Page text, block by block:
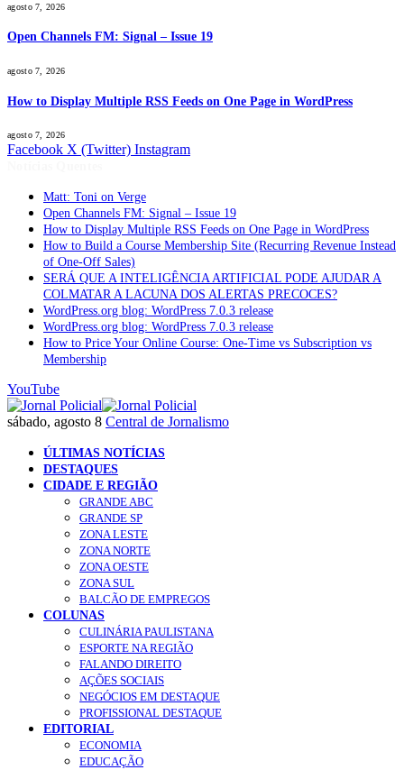
agosto 7, 2026
Open Channels FM: Signal – Issue 19
agosto 7, 2026
How to Display Multiple RSS Feeds on One Page in WordPress
agosto 7, 2026
Facebook X (Twitter) Instagram
Matt: Toni on Verge
Open Channels FM: Signal – Issue 19
How to Display Multiple RSS Feeds on One Page in WordPress
How to Build a Course Membership Site (Recurring Revenue Instead
of One-Off Sales)
SERÁ QUE A INTELIGÊNCIA ARTIFICIAL PODE AJUDAR A
COLMATAR A LACUNA DOS ALERTAS PRECOCES?
WordPress.org blog: WordPress 7.0.3 release
WordPress.org blog: WordPress 7.0.3 release
How to Price Your Online Course: One-Time vs Subscription vs
Membership
YouTube
sábado, agosto 8 Central de Jornalismo
ÚLTIMAS NOTÍCIAS
DESTAQUES
CIDADE E REGIÃO
GRANDE ABC
GRANDE SP
ZONA LESTE
ZONA NORTE
ZONA OESTE
ZONA SUL
BALCÃO DE EMPREGOS
COLUNAS
CULINÁRIA PAULISTANA
ESPORTE NA REGIÃO
FALANDO DIREITO
AÇÕES SOCIAIS
NEGÓCIOS EM DESTAQUE
PROFISSIONAL DESTAQUE
EDITORIAL
ECONOMIA
EDUCAÇÃO